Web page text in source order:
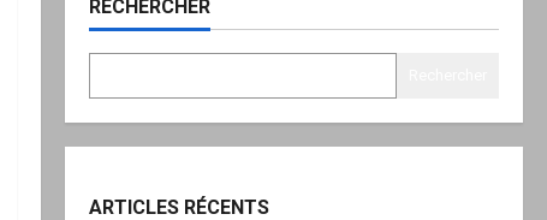
RECHERCHER
ARTICLES RÉCENTS